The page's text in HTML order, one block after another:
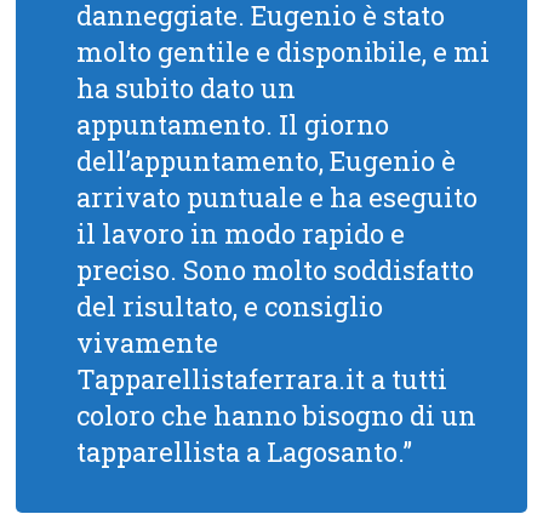
danneggiate. Eugenio è stato
molto gentile e disponibile, e mi
ha subito dato un
appuntamento. Il giorno
dell’appuntamento, Eugenio è
arrivato puntuale e ha eseguito
il lavoro in modo rapido e
preciso. Sono molto soddisfatto
del risultato, e consiglio
vivamente
Tapparellistaferrara.it a tutti
coloro che hanno bisogno di un
tapparellista a Lagosanto.”